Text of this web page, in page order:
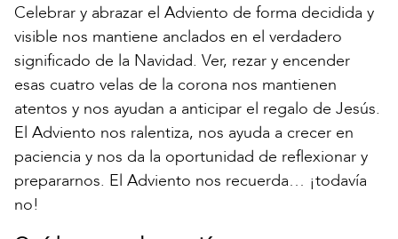
Celebrar y abrazar el Adviento de forma decidida y
visible nos mantiene anclados en el verdadero
significado de la Navidad. Ver, rezar y encender
esas cuatro velas de la corona nos mantienen
atentos y nos ayudan a anticipar el regalo de Jesús.
El Adviento nos ralentiza, nos ayuda a crecer en
paciencia y nos da la oportunidad de reflexionar y
prepararnos. El Adviento nos recuerda… ¡todavía
no!